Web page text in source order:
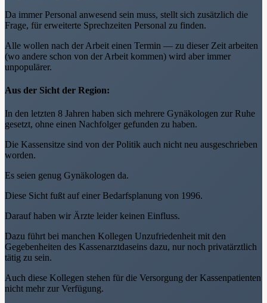
Da immer Personal anwesend sein muss, stellt sich zusätzlich die
Frage, für erweiterte Sprechzeiten Personal zu finden.
Alle wollen nach der Arbeit einen Termin — zu dieser Zeit arbeiten
(wo andere schon von der Arbeit kommen) wird aber immer
unpopulärer.
Aus der Sicht der Region:
In den letzten 8 Jahren haben sich mehrere Gynäkologen zur Ruhe
gesetzt, ohne einen Nachfolger gefunden zu haben.
Die Kassensitze sind von der Politik auch nicht neu ausgeschrieben
worden.
Es seien genug Gynäkologen da.
Diese Sicht fußt auf einer Bedarfsplanung von 1996.
Darauf haben wir Ärzte leider keinen Einfluss.
Dazu führt bei manchen Kollegen Unzufriedenheit mit den
Gegebenheiten des Kassenarztdaseins dazu, nur noch privatärztlich
tätig zu sein.
Auch diese Kollegen stehen für die Versorgung der Kassenpatienten
nicht mehr zur Verfügung.